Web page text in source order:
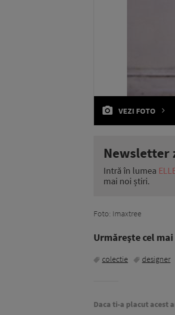
VEZI FOTO
Newsletter
Intră în lumea
mai noi știri.
Foto: Imaxtree
Urmăreşte cel
colectie designer
Daca ti-a placut acest